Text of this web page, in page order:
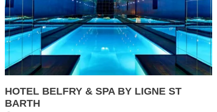
HOTEL BELFRY & SPA BY LIGNE ST
BARTH